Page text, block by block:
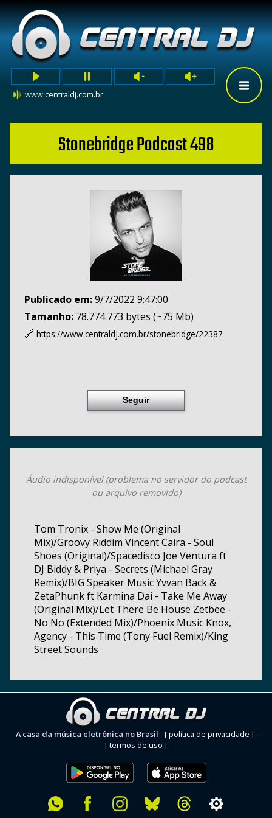
www.centraldj.com.br
Stonebridge Podcast 498
Publicado em:9/7/2022 9:47:00
Tamanho: 78.774.773 bytes (~75 Mb)
🔗 https://www.centraldj.com.br/stonebridge/22387
Seguir
Áudio indisponível (problema no servidor do podcast
ou arquivo removido)
Tom Tronix - Show Me (Original
Mix)/Groovy Riddim Vincent Caira - Soul
Shoes (Original)/Spacedisco Joe Ventura ft
DJ Biddy & Priya - Secrets (Michael Gray
Remix)/BIG Speaker Music Yvvan Back &
ZetaPhunk ft Karmina Dai - Take Me Away
(Original Mix)/Let There Be House Zetbee -
No No (Extended Mix)/Phoenix Music Knox,
Agency - This Time (Tony Fuel Remix)/King
Street Sounds
A casa da música eletrônica no Brasil -[ política de privacidade ] -
[ termos de uso ]